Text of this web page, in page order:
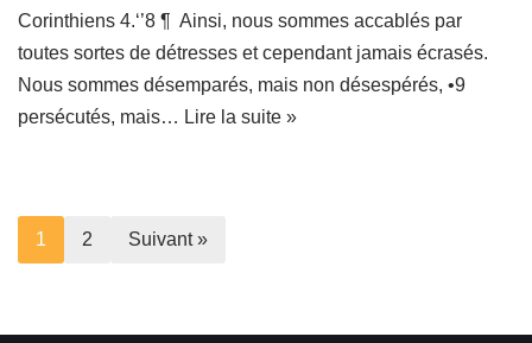
Corinthiens 4.‘’8 ¶ Ainsi, nous sommes accablés par
toutes sortes de détresses et cependant jamais écrasés.
Nous sommes désemparés, mais non désespérés, •9
persécutés, mais… Lire la suite »
1 2 Suivant »